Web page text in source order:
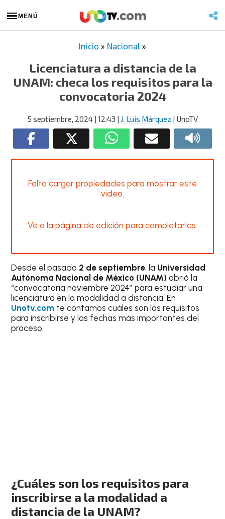
MENÚ
Inicio » Nacional »
Licenciatura a distancia de la
UNAM: checa los requisitos para la
convocatoria 2024
5 septiembre, 2024 | 12:43 | J. Luis Márquez | UnoTV
Falta cargar propiedades para mostrar este
video.
Ve a la página de edición para completarlas.
Desde el pasado 2 de septiembre, la Universidad
Autónoma Nacional de México (UNAM) abrió la
“convocatoria noviembre 2024” para estudiar una
licenciatura en la modalidad a distancia. En
Unotv.com te contamos cuáles son los requisitos
para inscribirse y las fechas más importantes del
proceso.
¿Cuáles son los requisitos para
inscribirse a la modalidad a
distancia de la UNAM?